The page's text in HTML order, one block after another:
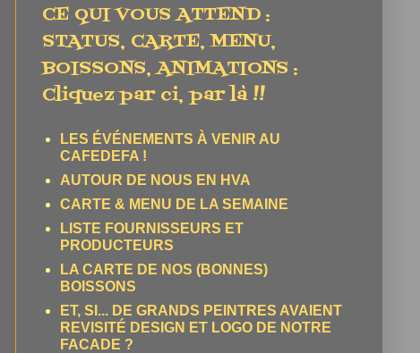
CE QUI VOUS ATTEND :
STATUS, CARTE, MENU,
BOISSONS, ANIMATIONS :
Cliquez par ci, par là !!
LES ÉVÉNEMENTS À VENIR AU
CAFEDEFA !
AUTOUR DE NOUS EN HVA
CARTE & MENU DE LA SEMAINE
LISTE FOURNISSEURS ET
PRODUCTEURS
LA CARTE DE NOS (BONNES)
BOISSONS
ET, SI... DE GRANDS PEINTRES AVAIENT
REVISITÉ DESIGN ET LOGO DE NOTRE
FACADE ?